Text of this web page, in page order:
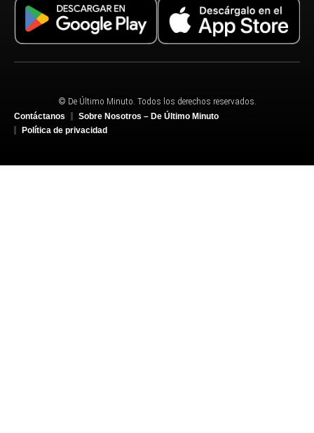
© De Último Minuto. Todos los derechos reservados.
Contáctanos
Sobre Nosotros – De Último Minuto
Política de privacidad